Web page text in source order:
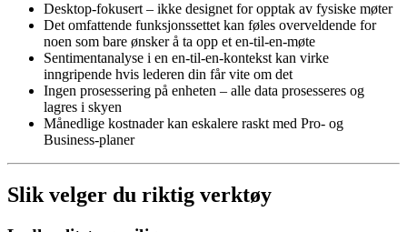
Desktop-fokusert – ikke designet for opptak av fysiske møter
Det omfattende funksjonssettet kan føles overveldende for
noen som bare ønsker å ta opp et en-til-en-møte
Sentimentanalyse i en en-til-en-kontekst kan virke
inngripende hvis lederen din får vite om det
Ingen prosessering på enheten – alle data prosesseres og
lagres i skyen
Månedlige kostnader kan eskalere raskt med Pro- og
Business-planer
Slik velger du riktig verktøy